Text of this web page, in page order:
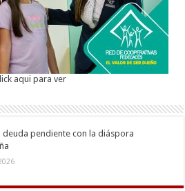
aqui para ver
deuda pendiente con la diáspora